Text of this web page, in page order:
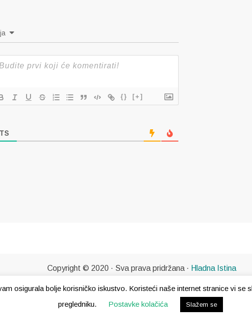
{} [+]
osigurala bolje korisničko iskustvo. Koristeći naše internet stranice vi
pregledniku.
Postavke kolačića Slažem se
Copyright © 2020 · Sva prava pridržana · Hladna Istina